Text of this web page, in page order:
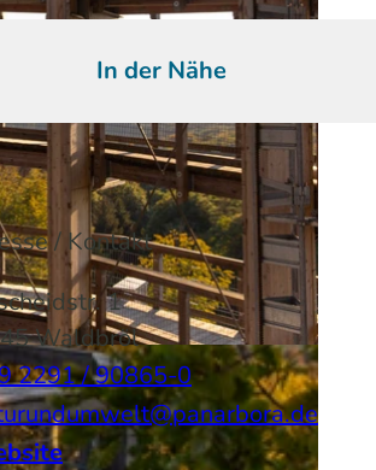
In der Nähe
/ Kontakt
1
Waldbröl
2291 / 90865-0